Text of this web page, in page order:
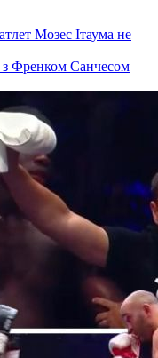
з Френком Санчесом